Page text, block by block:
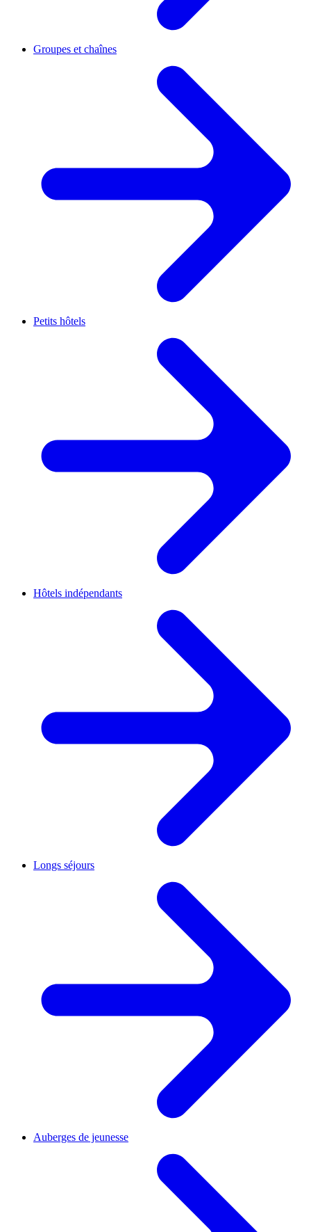
Groupes et chaînes
Petits hôtels
Hôtels indépendants
Longs séjours
Auberges de jeunesse